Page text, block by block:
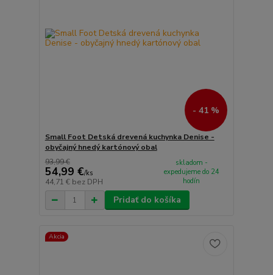
- 41 %
Small Foot Detská drevená kuchynka Denise -
obyčajný hnedý kartónový obal
93,99 €
54,99 €/ks
44,71 € bez DPH
skladom -
expedujeme do 24
hodín
Pridať do košíka
Akcia